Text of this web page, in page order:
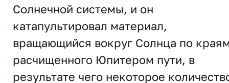
Солнечной системы, и он
катапультировал материал,
вращающийся вокруг Солнца по
расчищенного Юпитером пути, в
результате чего некоторое